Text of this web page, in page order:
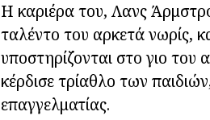
Η καριέρα του, Λανς
ταλέντο του αρκετά νωρίς,
υποστηρίζονται στο γιο
κέρδισε τρίαθλο των
επαγγελματίας.